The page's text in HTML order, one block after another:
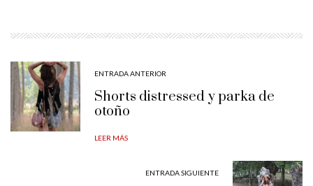
ENTRADA ANTERIOR
Shorts distressed y parka de
otoño
LEER MÁS
ENTRADA SIGUIENTE